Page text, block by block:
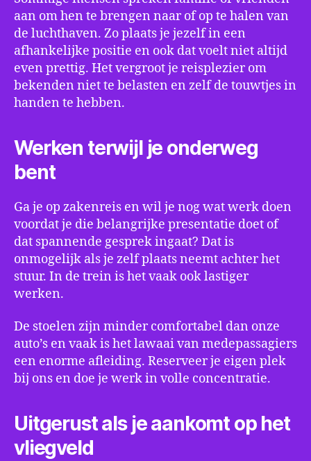
aan om hen te brengen naar of op te halen van
de luchthaven. Zo plaats je jezelf in een
afhankelijke positie en ook dat voelt niet altijd
even prettig. Het vergroot je reisplezier om
bekenden niet te belasten en zelf de touwtjes in
handen te hebben.
Werken terwijl je onderweg
bent
Ga je op zakenreis en wil je nog wat werk doen
voordat je die belangrijke presentatie doet of
dat spannende gesprek ingaat? Dat is
onmogelijk als je zelf plaats neemt achter het
stuur. In de trein is het vaak ook lastiger
werken.
De stoelen zijn minder comfortabel dan onze
auto’s en vaak is het lawaai van medepassagiers
een enorme afleiding. Reserveer je eigen plek
bij ons en doe je werk in volle concentratie.
Uitgerust als je aankomt op het
vliegveld